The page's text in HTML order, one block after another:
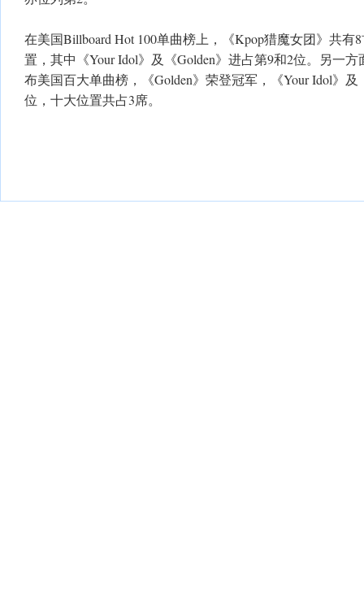
在美国Billboard Hot 100单曲榜上，《Kpop猎魔女团》共有
置，其中《Your Idol》及《Golden》进占第9和2位。另一
布美国百大单曲榜，《Golden》荣登冠军，《Your Idol》及
位，十大位置共占3席。